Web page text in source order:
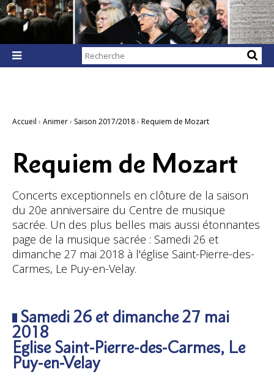

Chercher par
Recherche
Accueil › Animer› Saison 2017/2018› Requiem de Mozart
Requiem de Mozart
Concerts exceptionnels en clôture de la saison
du 20e anniversaire du Centre de musique
sacrée. Un des plus belles mais aussi étonnantes
page de la musique sacrée : Samedi 26 et
dimanche 27 mai 2018 à l'église Saint-Pierre-des-
Carmes, Le Puy-en-Velay.
Samedi 26 et dimanche 27 mai
2018
Eglise Saint-Pierre-des-Carmes, Le
Puy-en-Velay